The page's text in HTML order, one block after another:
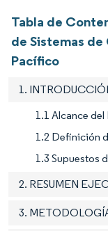
Tabla de
de Sistemas
Pacífico
1.
1.1 Alcance
1.2 Definición
1.3 Supuestos
2. RESUMEN
3.